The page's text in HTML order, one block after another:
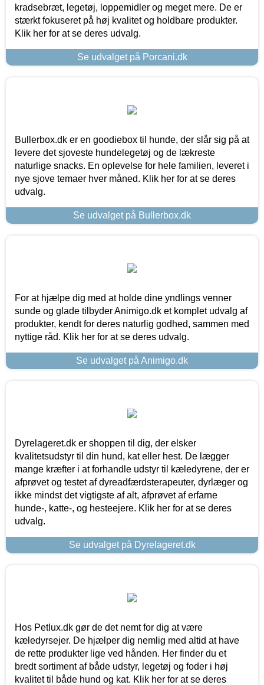
kradsebræt, legetøj, loppemidler og meget mere. De er
stærkt fokuseret på høj kvalitet og holdbare produkter.
Klik her for at se deres udvalg.
Se udvalget på Porcani.dk
Bullerbox.dk er en goodiebox til hunde, der slår sig på at
levere det sjoveste hundelegetøj og de lækreste
naturlige snacks. En oplevelse for hele familien, leveret i
nye sjove temaer hver måned. Klik her for at se deres
udvalg.
Se udvalget på Bullerbox.dk
For at hjælpe dig med at holde dine yndlings venner
sunde og glade tilbyder Animigo.dk et komplet udvalg af
produkter, kendt for deres naturlig godhed, sammen med
nyttige råd. Klik her for at se deres udvalg.
Se udvalget på Animigo.dk
Dyrelageret.dk er shoppen til dig, der elsker
kvalitetsudstyr til din hund, kat eller hest. De lægger
mange kræfter i at forhandle udstyr til kæledyrene, der er
afprøvet og testet af dyreadfærdsterapeuter, dyrlæger og
ikke mindst det vigtigste af alt, afprøvet af erfarne
hunde-, katte-, og hesteejere. Klik her for at se deres
udvalg.
Se udvalget på Dyrelageret.dk
Hos Petlux.dk gør de det nemt for dig at være
kæledyrsejer. De hjælper dig nemlig med altid at have
de rette produkter lige ved hånden. Her finder du et
bredt sortiment af både udstyr, legetøj og foder i høj
kvalitet til både hund og kat. Klik her for at se deres